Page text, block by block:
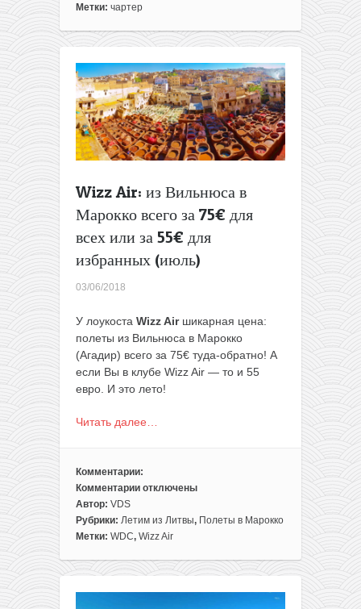
по
на
о.Хайнань
(Китай)
всего
за
250€
виз)
Метки: чартер
Wizz Air: из Вильнюса в
Марокко всего за 75€ для
всех или за 55€ для
избранных (июль)
03/06/2018
У лоукоста Wizz Airшикарная цена:
полеты из Вильнюса в Марокко
(Агадир) всего за 75€ туда-обратно! А
если Вы в клубе Wizz Air — то и 55
евро. И это лето!
Читать далее…
Комментарии:
Комментарии
к
записи
Wizz
из
отключены
Автор: VDS
Рубрики: Летим из Литвы, Полеты в Марокко
Метки: WDC, Wizz Air